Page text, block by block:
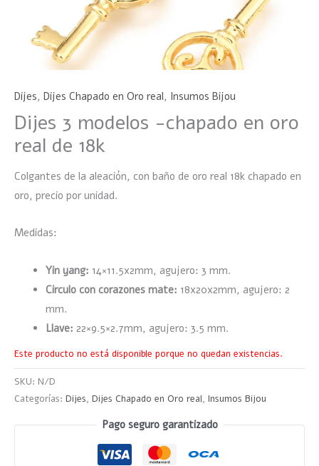
Dijes, Dijes Chapado en Oro real, Insumos Bijou
Dijes 3 modelos -chapado en oro
real de 18k
Colgantes de la aleación, con baño de oro real 18k chapado en
oro, precio por unidad.
Medidas:
Yin yang: 14×11.5x2mm, agujero: 3 mm.
Circulo con corazones mate: 18x20x2mm, agujero: 2
mm.
Llave: 22×9.5×2.7mm, agujero: 3.5 mm.
Este producto no está disponible porque no quedan existencias.
SKU: N/D
Categorías: Dijes, Dijes Chapado en Oro real, Insumos Bijou
Pago seguro garantizado